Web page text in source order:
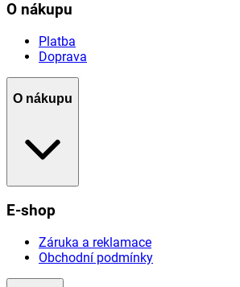
O nákupu
Platba
Doprava
O nákupu
E-shop
Záruka a reklamace
Obchodní podmínky